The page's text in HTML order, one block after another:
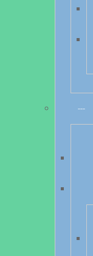
---